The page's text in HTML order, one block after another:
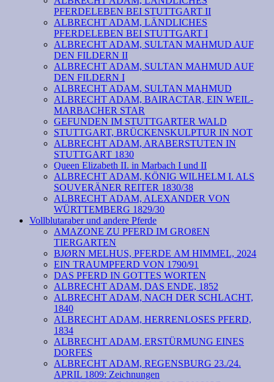
PFERDELEBEN BEI STUTTGART II
ALBRECHT ADAM, LÄNDLICHES
PFERDELEBEN BEI STUTTGART I
ALBRECHT ADAM, SULTAN MAHMUD AUF
DEN FILDERN II
ALBRECHT ADAM, SULTAN MAHMUD AUF
DEN FILDERN I
ALBRECHT ADAM, SULTAN MAHMUD
ALBRECHT ADAM, BAIRACTAR, EIN WEIL-
MARBACHER STAR
GEFUNDEN IM STUTTGARTER WALD
STUTTGART, BRÜCKENSKULPTUR IN NOT
ALBRECHT ADAM, ARABERSTUTEN IN
STUTTGART 1830
Queen Elizabeth II. in Marbach I und II
ALBRECHT ADAM, KÖNIG WILHELM I. ALS
SOUVERÄNER REITER 1830/38
ALBRECHT ADAM, ALEXANDER VON
WÜRTTEMBERG 1829/30
Vollblutaraber und andere Pferde
AMAZONE ZU PFERD IM GROßEN
TIERGARTEN
BJØRN MELHUS, PFERDE AM HIMMEL, 2024
EIN TRAUMPFERD VON 1790/91
DAS PFERD IN GOTTES WORTEN
ALBRECHT ADAM, DAS ENDE, 1852
ALBRECHT ADAM, NACH DER SCHLACHT,
1840
ALBRECHT ADAM, HERRENLOSES PFERD,
1834
ALBRECHT ADAM, ERSTÜRMUNG EINES
DORFES
ALBRECHT ADAM, REGENSBURG 23./24.
APRIL 1809: Zeichnungen